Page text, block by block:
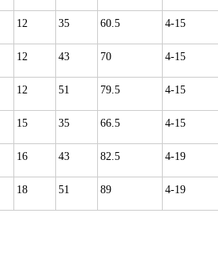
12 35 60.5 4-15
12 43 70 4-15
12 51 79.5 4-15
15 35 66.5 4-15
16 43 82.5 4-19
18 51 89 4-19